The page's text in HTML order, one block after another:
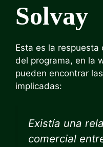
Solvay
Esta es la respuesta
del programa, en la
pueden encontrar
implicadas:
Existía una
comercial